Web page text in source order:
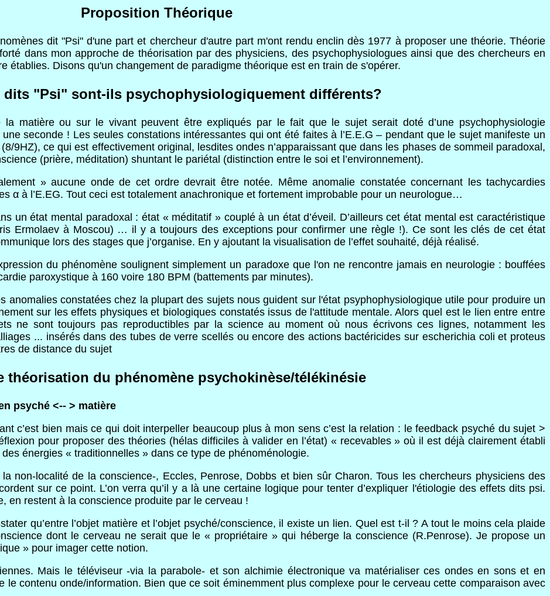
Proposition Théorique
dit "Psi" d'une part et chercheur d'autre part m'ont rendu enclin dès 1977 à proposer une théorie. Théorie
dans mon approche de théorisation par des physiciens, des psychophysiologues ainsi que des chercheurs en
établies. Disons qu'un changement de paradigme théorique est en train de s'opérer.
dits "Psi" sont-ils psychophysiologiquement différents?
matière ou sur le vivant peuvent être expliqués par le fait que le sujet serait doté d’une psychophysiologie
seconde ! Les seules constations intéressantes qui ont été faites à l’E.E.G – pendant que le sujet manifeste un
9HZ), ce qui est effectivement original, lesdites ondes n’apparaissant que dans les phases de sommeil paradoxal,
(prière, méditation) shuntant le pariétal (distinction entre le soi et l’environnement).
» aucune onde de cet ordre devrait être notée. Même anomalie constatée concernant les tachycardies
α à l’E.EG. Tout ceci est totalement anachronique et fortement improbable pour un neurologue…
un état mental paradoxal : état « méditatif » couplé à un état d’éveil. D’ailleurs cet état mental est caractéristique
Ermolaev à Moscou) … il y a toujours des exceptions pour confirmer une règle !). Ce sont les clés de cet état
lors des stages que j’organise. En y ajoutant la visualisation de l’effet souhaité, déjà réalisé.
du phénomène soulignent simplement un paradoxe que l'on ne rencontre jamais en neurologie : bouffées
paroxystique à 160 voire 180 BPM (battements par minutes).
anomalies constatées chez la plupart des sujets nous guident sur l'état psyphophysiologique utile pour produire un
sur les effets physiques et biologiques constatés issus de l'attitude mentale. Alors quel est le lien entre entre
ne sont toujours pas reproductibles par la science au moment où nous écrivons ces lignes, notamment les
... insérés dans des tubes de verre scellés ou encore des actions bactéricides sur escherichia coli et proteus
de distance du sujet
théorisation du phénomène psychokinèse/télékinésie
psyché <-- > matière
c’est bien mais ce qui doit interpeller beaucoup plus à mon sens c’est la relation : le feedback psyché du sujet >
pour proposer des théories (hélas difficiles à valider en l’état) « recevables » où il est déjà clairement établi
énergies « traditionnelles » dans ce type de phénoménologie.
non-localité de la conscience-, Eccles, Penrose, Dobbs et bien sûr Charon. Tous les chercheurs physiciens des
sur ce point. L’on verra qu’il y a là une certaine logique pour tenter d’expliquer l'étiologie des effets dits psi.
en restent à la conscience produite par le cerveau !
qu’entre l’objet matière et l’objet psyché/conscience, il existe un lien. Quel est t-il ? A tout le moins cela plaide
dont le cerveau ne serait que le « propriétaire » qui héberge la conscience (R.Penrose). Je propose un
» pour imager cette notion.
Mais le téléviseur -via la parabole- et son alchimie électronique va matérialiser ces ondes en sons et en
le contenu onde/information. Bien que ce soit éminemment plus complexe pour le cerveau cette comparaison avec